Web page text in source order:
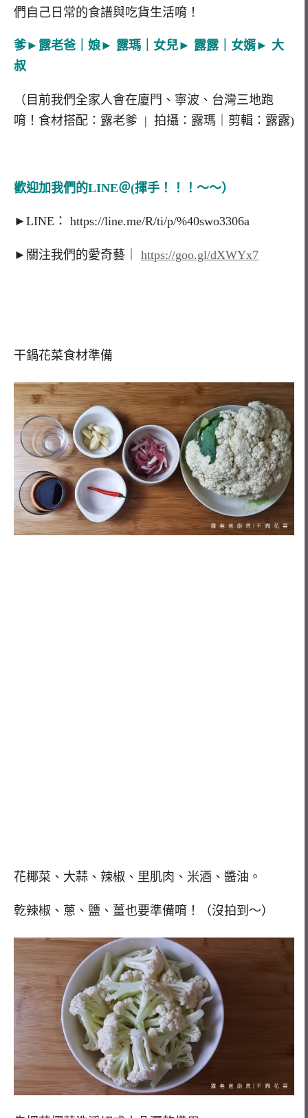
們自己日常的食譜與吃貨生活唷！
爹►露老爸｜娘► 露瑪｜女兒► 露露｜女婿► 大
叔
（目前我們全家人會在廈門、寧波、台灣三地跑
唷！食材搭配：露老爹 | 拍攝：露瑪｜剪輯：露露)
歡迎加我們的LINE＠(揮手！！！～～）
►LINE： https://line.me/R/ti/p/%40swo3306a
►關注我們的愛奇藝｜ https://goo.gl/dXWYx7
干鍋花菜食材準備
花椰菜、大蒜、辣椒、里肌肉、米酒、醬油。
乾辣椒、蔥、鹽、薑也要準備唷！（沒拍到～）